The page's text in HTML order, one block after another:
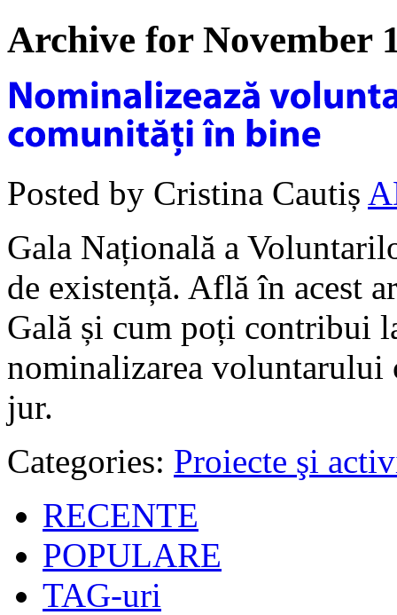
Archive for November
Posted by Cristina Cautiș
Gala Națională a
de existență. Află în acest
Gală și cum poți contribui
nominalizarea voluntarului
jur.
Categories: Proiecte şi
RECENTE
POPULARE
TAG-uri